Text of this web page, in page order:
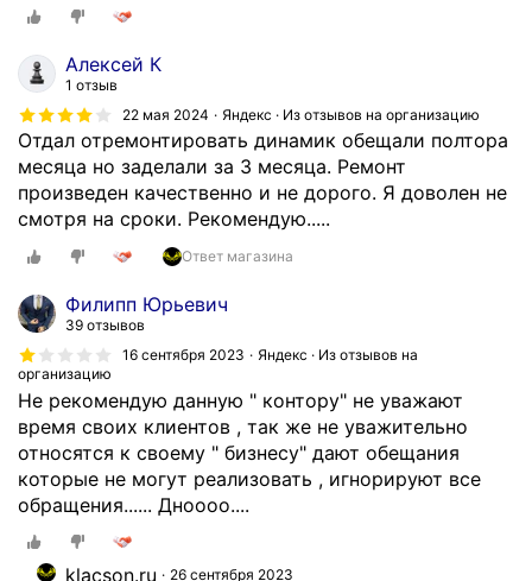
а
а
п
ь
в
а
м
ч
т
Алексей К
1 отзыв
22 мая 2024
Яндекс · Из отзывов на организацию
Отдал отремонтировать динамик обещали полтора
месяца но заделали за 3 месяца. Ремонт
произведен качественно и не дорого. Я доволен не
смотря на сроки. Рекомендую.....
Ответ магазина
Филипп Юрьевич
39 отзывов
16 сентября 2023
Яндекс · Из отзывов на
организацию
Не рекомендую данную " контору" не уважают
время своих клиентов , так же не уважительно
относятся к своему " бизнесу" дают обещания
которые не могут реализовать , игнорируют все
обращения...... Дноооо....
klacson.ru 26 сентября 2023